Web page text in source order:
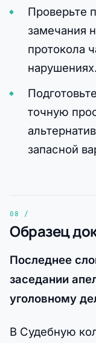
Проверьте
замечания
протокола
нарушениях.
точную
запасной
Образец
Последнее
заседании
уголовному
В Судебную